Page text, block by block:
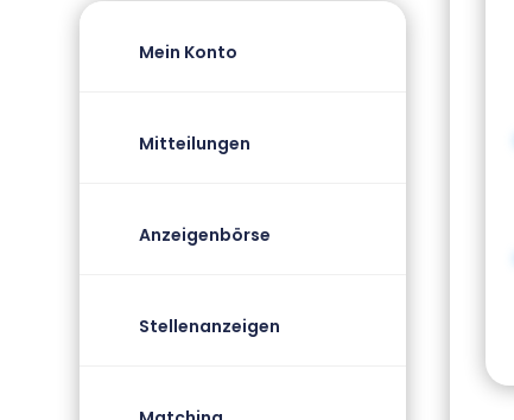
Mein Konto
Mitteilungen
Anzeigenbörse
Stellenanzeigen